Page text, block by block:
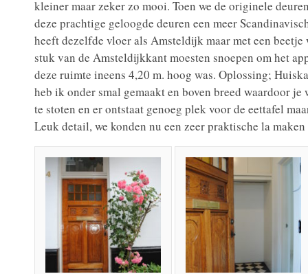
kleiner maar zeker zo mooi. Toen we de originele
deze prachtige geloogde deuren een meer
heeft dezelfde vloer als Amsteldijk maar met een
stuk van de Amsteldijkkant moesten snoepen om het
deze ruimte ineens 4,20 m. hoog was. Oplossing;
heb ik onder smal gemaakt en boven breed waardoor
te stoten en er ontstaat genoeg plek voor de eettafel
Leuk detail, we konden nu een zeer praktische la